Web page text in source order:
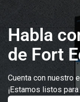
Habla
de Fort
Cuenta con nuestro
¡Estamos listos para